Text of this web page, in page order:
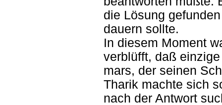
die Lösung
dauern sollte.
In diesem Moment
verblüfft, daß
mars, der seinen
Tharik machte sich
nach der Antwort